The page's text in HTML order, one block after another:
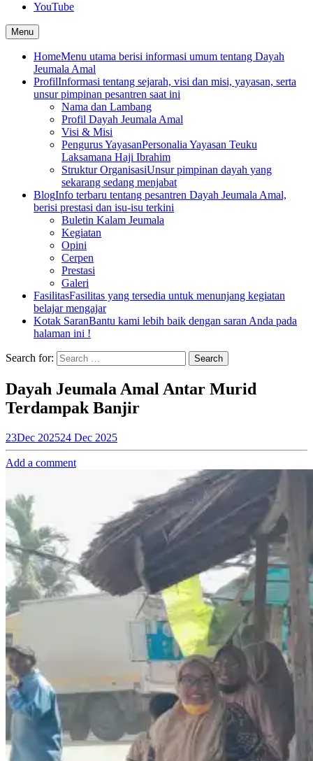
YouTube
Menu
HomeMenu utama berisi informasi umum tentang Dayah
Jeumala Amal
ProfilInformasi tentang sejarah, visi dan misi, yayasan, serta
unsur pimpinan pesantren saat ini
Nama dan Lambang
Profil Dayah Jeumala Amal
Visi & Misi
Pengurus YayasanPersonalia Yayasan Teuku
Laksamana Haji Ibrahim
Struktur OrganisasiUnsur pimpinan dayah yang
sekarang sedang menjabat
BlogInfo terbaru tentang pesantren Dayah Jeumala Amal,
berisi prestasi dan isu-isu terkini
Buletin Kalam Jeumala
Kegiatan
Opini
Cerpen
Prestasi
Galeri
FasilitasFasilitas yang tersedia untuk menunjang kegiatan
belajar mengajar
Kotak SaranBantu kami lebih baik dengan saran Anda pada
halaman ini !
Search for:
Dayah Jeumala Amal Antar Murid
Terdampak Banjir
23Dec 202524 Dec 2025
Add a comment